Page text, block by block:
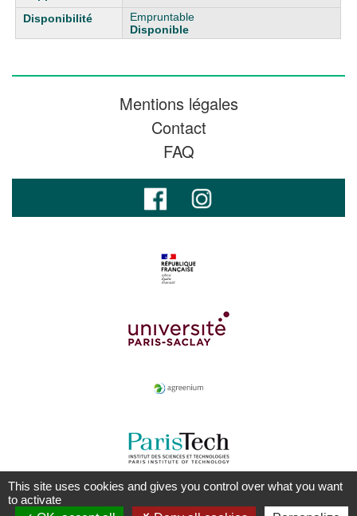
Empruntable
Disponible
Mentions légales
Contact
FAQ
This site uses cookies and gives you control over what you want
to activate